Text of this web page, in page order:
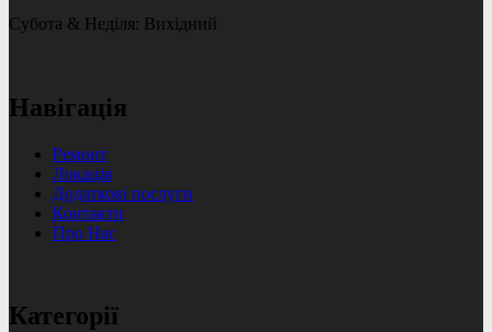
Субота & Неділя: Вихідний
Навігація
Ремонт
Локація
Додаткові послуги
Контакти
Про Нас
Категорії